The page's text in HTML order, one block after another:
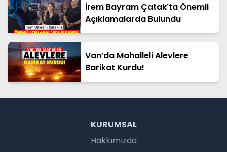
İrem Bayram Çatak'ta Önemli
Açıklamalarda Bulundu
Van’da Mahalleli Alevlere
Barikat Kurdu!
KURUMSAL
Hakkımızda